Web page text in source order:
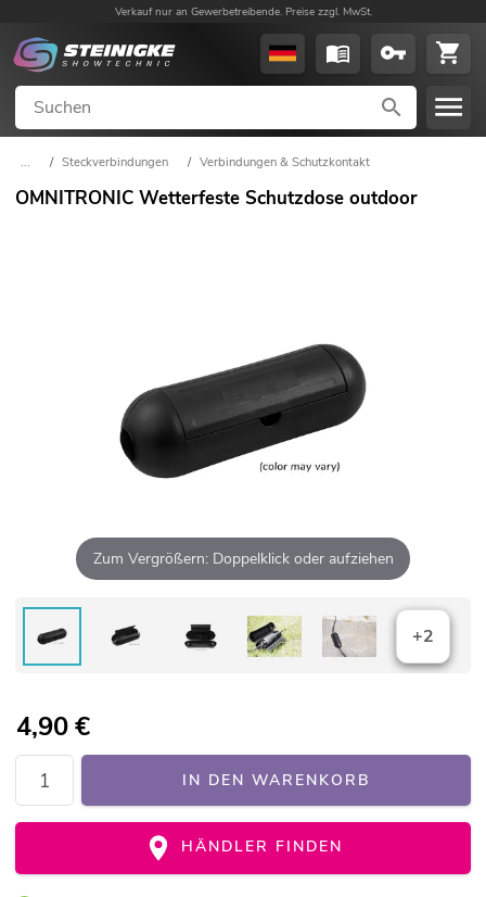
Verkauf nur an Gewerbetreibende. Preise zzgl. MwSt.
... / Steckverbindungen / Verbindungen & Schutzkontakt
OMNITRONIC Wetterfeste Schutzdose outdoor
Zum Vergrößern: Doppelklick oder aufziehen
+2
4,90€
IN DEN WARENKORB
HÄNDLER FINDEN